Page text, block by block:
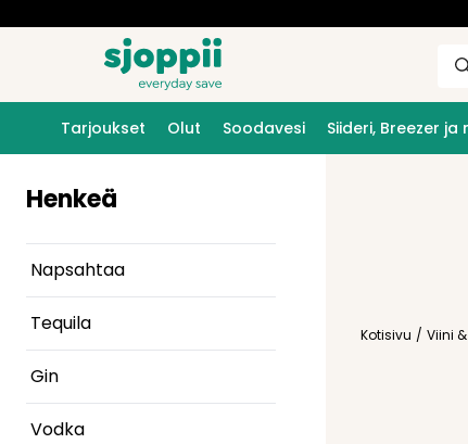
Tarjoukset Olut Soodavesi Siideri, Breezer ja
Henkeä
Napsahtaa
Tequila
Gin
Vodka
Kotisivu / Viini